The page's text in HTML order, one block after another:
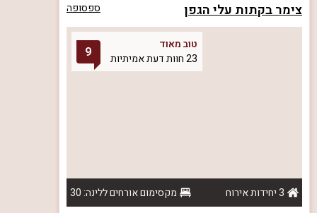
צימר בקתות עלי הגפן ספסופה
טוב מאוד
23 חוות דעת אמיתיות
9
3 יחידות אירוח
מקסימום אורחים ללינה: 30